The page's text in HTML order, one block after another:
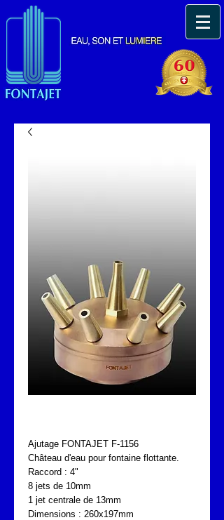
Ajutage FONTAJET F-1156
Château d'eau pour fontaine flottante.
Raccord : 4"
8 jets de 10mm
1 jet centrale de 13mm
Dimensions : 260x197mm